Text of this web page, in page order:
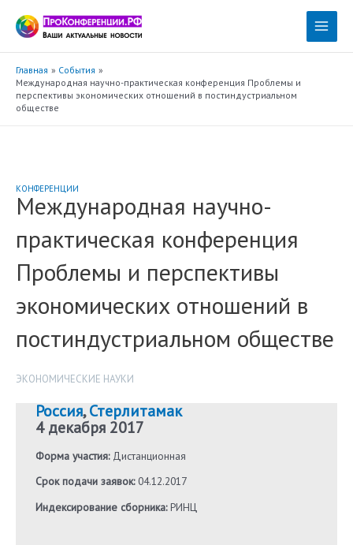
содержимому
Main
Главная
События
Международная научно-практическая конференция Проблемы и
перспективы экономических отношений в постиндустриальном
обществе
КОНФЕРЕНЦИИ
Международная научно-
практическая конференция
Проблемы и перспективы
экономических отношений в
постиндустриальном обществе
ЭКОНОМИЧЕСКИЕ НАУКИ
Россия,Стерлитамак
4 декабря 2017
Форма участия:Дистанционная
Срок подачи заявок:04.12.2017
Индексирование сборника:РИНЦ